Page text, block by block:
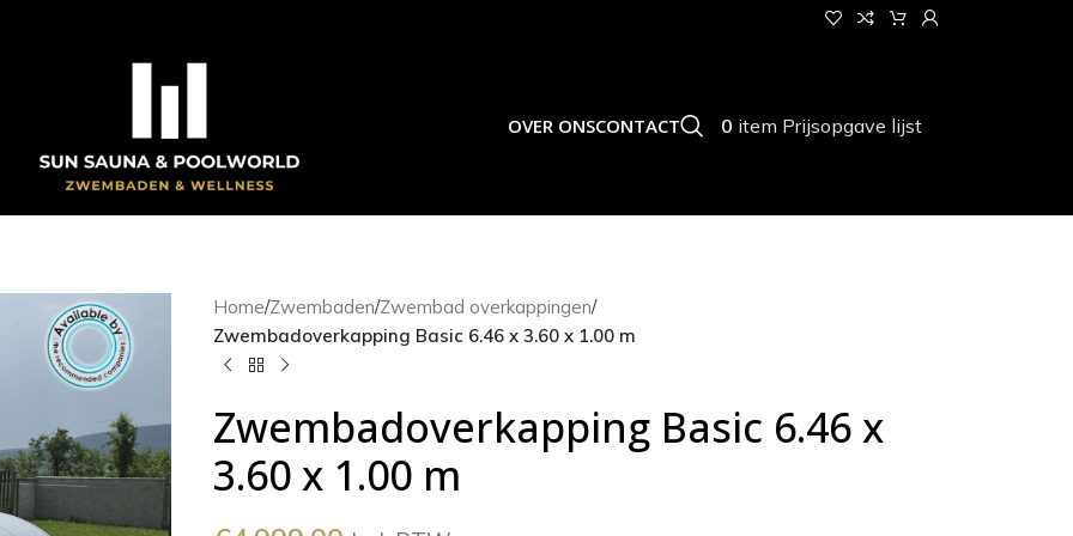
OVER ONSCONTACT 0 item Prijsopgave lijst
Home/Zwembaden/Zwembad overkappingen/
Zwembadoverkapping Basic 6.46 x 3.60 x 1.00 m
Zwembadoverkapping Basic 6.46 x
3.60 x 1.00 m